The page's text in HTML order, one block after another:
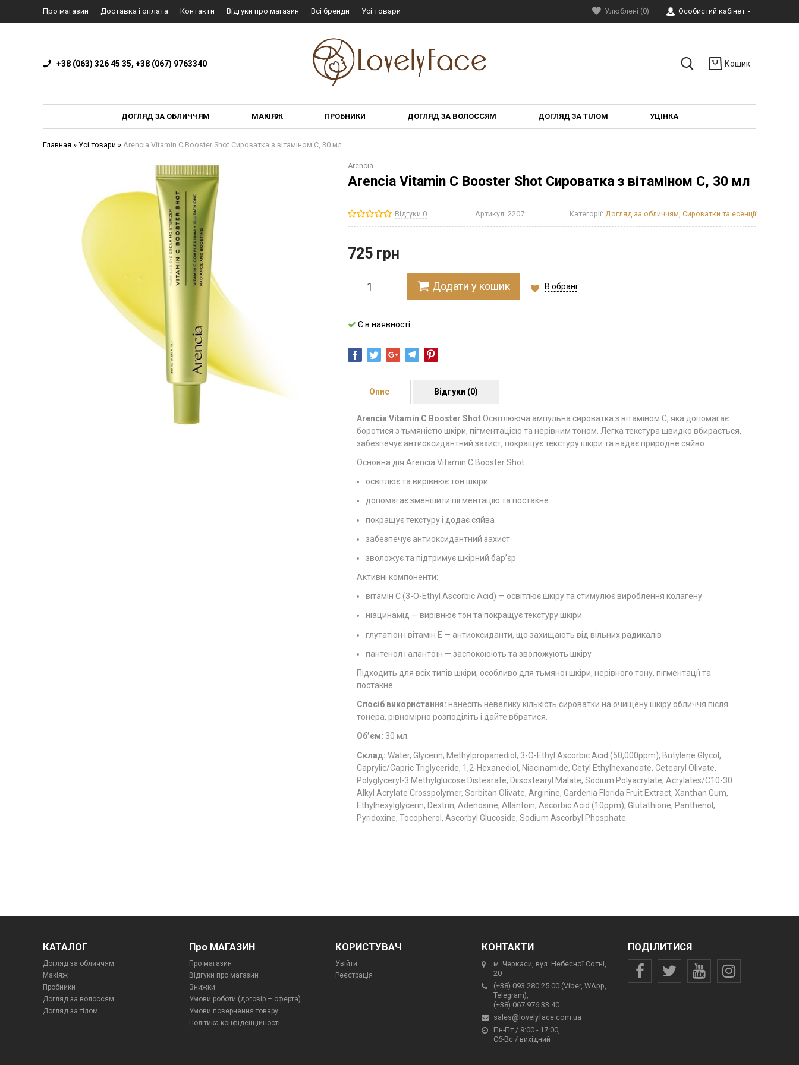
Про магазин Доставка і оплата Контакти Відгуки про магазин Всі бренди Усі товари Улюблені (0) Особистий кабінет
+38 (063) 326 45 35, +38 (067) 9763340 Кошик
ДОГЛЯД ЗА ОБЛИЧЧЯМ МАКІЯЖ ПРОБНИКИ ДОГЛЯД ЗА ВОЛОССЯМ ДОГЛЯД ЗА ТІЛОМ УЦІНКА
Главная » Усі товари » Arencia Vitamin C Booster Shot Сироватка з вітаміном C, 30 мл
Arencia
Arencia Vitamin C Booster Shot Сироватка з вітаміном C, 30 мл
Відгуки 0 Артикул: 2207 Категорії: Догляд за обличчям Сироватки та есенції
725 грн
Додати у кошик В обрані
Є в наявності
Опис
Arencia Vitamin C Booster ShotОсвітлююча ампульна сироватка з вітаміном C, яка допомагає
боротися з тьмяністю шкіри, пігментацією та нерівним тоном. Легка текстура швидко вбирається,
забезпечує антиоксидантний захист, покращує текстуру шкіри та надає природне сяйво.
Основна дія Arencia Vitamin C Booster Shot:
освітлює та вирівнює тон шкіри
допомагає зменшити пігментацію та постакне
покращує текстуру і додає сяйва
забезпечує антиоксидантний захист
зволожує та підтримує шкірний бар’єр
Активні компоненти:
вітамін C (3-O-Ethyl Ascorbic Acid) — освітлює шкіру та стимулює вироблення колагену
ніацинамід — вирівнює тон та покращує текстуру шкіри
глутатіон і вітамін Е — антиоксиданти, що захищають від вільних радикалів
пантенол і алантоїн — заспокоюють та зволожують шкіру
Підходить для всіх типів шкіри, особливо для тьмяної шкіри, нерівного тону, пігментації та
постакне.
Спосіб використання: нанесіть невелику кількість сироватки на очищену шкіру обличчя після
тонера, рівномірно розподіліть і дайте вбратися.
Об’єм: 30 мл.
Склад: Water, Glycerin, Methylpropanediol, 3-O-Ethyl Ascorbic Acid (50,000ppm), Butylene Glycol,
Caprylic/Capric Triglyceride, 1,2-Hexanediol, Niacinamide, Cetyl Ethylhexanoate, Cetearyl Olivate,
Polyglyceryl-3 Methylglucose Distearate, Diisostearyl Malate, Sodium Polyacrylate, Acrylates/C10-30
Alkyl Acrylate Crosspolymer, Sorbitan Olivate, Arginine, Gardenia Florida Fruit Extract, Xanthan Gum,
Ethylhexylglycerin, Dextrin, Adenosine, Allantoin, Ascorbic Acid (10ppm), Glutathione, Panthenol,
Pyridoxine, Tocopherol, Ascorbyl Glucoside, Sodium Ascorbyl Phosphate.
Відгуки (0)
КАТАЛОГ
Догляд за обличчям
Макіяж
Пробники
Догляд за волоссям
Догляд за тілом
Про МАГАЗИН
Про магазин
Відгуки про магазин
Знижки
Умови роботи (договір – оферта)
Умови повернення товару
Політика конфіденційності
КОРИСТУВАЧ
Увійти
Реєстрація
КОНТАКТИ
м. Черкаси, вул. Небесної Сотні,
20
(+38) 093 280 25 00 (Viber, WApp,
Telegram),
(+38) 067 976 33 40
sales@lovelyface.com.ua
Пн-Пт / 9:00 - 17:00,
Сб-Вс / вихідний
ПОДІЛИТИСЯ